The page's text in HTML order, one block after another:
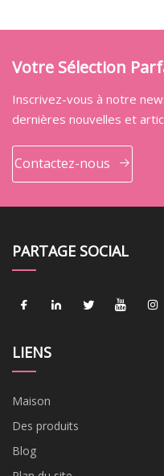
Votre Sélection
Inscrivez-vous à notre
dernières nouvelles et
Contactez-nous
PARTAGE SOCIAL
LIENS
Maison
Des produits
Blog